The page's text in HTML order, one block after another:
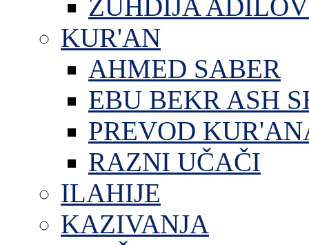
ZUHDIJA
KUR'AN
AHMED SABER
EBU BEKR ASH
PREVOD
RAZNI UČAČI
ILAHIJE
KAZIVANJA